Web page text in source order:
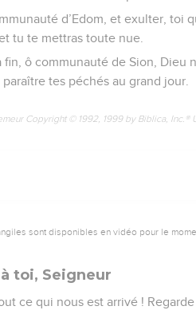
d’Edom, et exulter, toi
tu te mettras toute nue.
fin, ô communauté de Sion, Dieu
tes péchés au grand jour.
Copyright © 1992, 1999 by Biblica,
sont disponibles en vidéo pour le
toi, Seigneur
ce qui nous est arrivé !